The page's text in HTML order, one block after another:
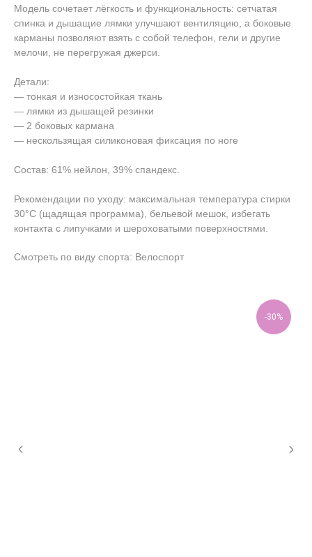
Модель сочетает лёгкость и функциональность: сетчатая
спинка и дышащие лямки улучшают вентиляцию, а боковые
карманы позволяют взять с собой телефон, гели и другие
мелочи, не перегружая джерси.
Детали:
— тонкая и износостойкая ткань
— лямки из дышащей резинки
— 2 боковых кармана
— нескользящая силиконовая фиксация по ноге
Состав: 61% нейлон, 39% спандекс.
Рекомендации по уходу: максимальная температура стирки
30°C (щадящая программа), бельевой мешок, избегать
контакта с липучками и шероховатыми поверхностями.
Смотреть по виду спорта: Велоспорт
-30%